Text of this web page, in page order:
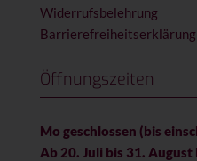
Widerrufsbelehrung
Barrierefreiheitserklärung
Öffnungszeiten
Mo geschlossen (bis
Ab 20. Juli bis 31.